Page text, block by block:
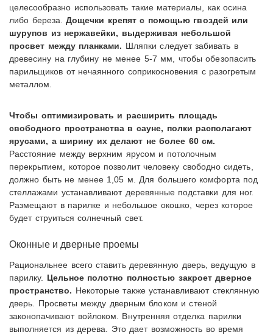
целесообразно использовать такие материалы, как осина
либо береза.Дощечки крепят с помощью гвоздей или
шурупов из нержавейки, выдерживая небольшой
просвет между планками. Шляпки следует забивать в
древесину на глубину не менее 5-7 мм, чтобы обезопасить
парильщиков от нечаянного соприкосновения с разогретым
металлом.
Чтобы оптимизировать и расширить площадь
свободного пространства в сауне, полки располагают
ярусами, а ширину их делают не более 60 см.
Расстояние между верхним ярусом и потолочным
перекрытием, которое позволит человеку свободно сидеть,
должно быть не менее 1,05 м. Для большего комфорта под
стеллажами устанавливают деревянные подставки для ног.
Размещают в парилке и небольшое окошко, через которое
будет струиться солнечный свет.
Оконные и дверные проемы
Рациональнее всего ставить деревянную дверь, ведущую в
парилку. Цельное полотно полностью закроет дверное
пространство. Некоторые также устанавливают стеклянную
дверь. Просветы между дверным блоком и стеной
законопачивают войлоком. Внутренняя отделка парилки
выполняется из дерева. Это дает возможность во время